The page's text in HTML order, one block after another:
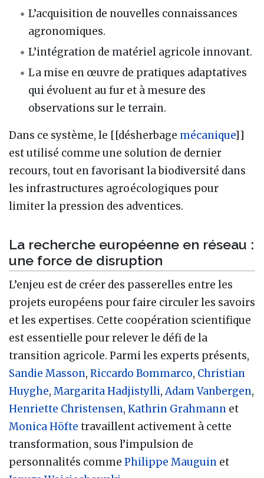
L’acquisition de nouvelles connaissances
agronomiques.
L’intégration de matériel agricole innovant.
La mise en œuvre de pratiques adaptatives
qui évoluent au fur et à mesure des
observations sur le terrain.
Dans ce système, le [[désherbage mécanique]]
est utilisé comme une solution de dernier
recours, tout en favorisant la biodiversité dans
les infrastructures agroécologiques pour
limiter la pression des adventices.
La recherche européenne en réseau :
une force de disruption
L’enjeu est de créer des passerelles entre les
projets européens pour faire circuler les savoirs
et les expertises. Cette coopération scientifique
est essentielle pour relever le défi de la
transition agricole. Parmi les experts présents,
Sandie Masson, Riccardo Bommarco, Christian
Huyghe, Margarita Hadjistylli,Adam Vanbergen,
Henriette Christensen, Kathrin Grahmann et
Monica Höfte travaillent activement à cette
transformation, sous l’impulsion de
personnalités comme Philippe Mauguin et